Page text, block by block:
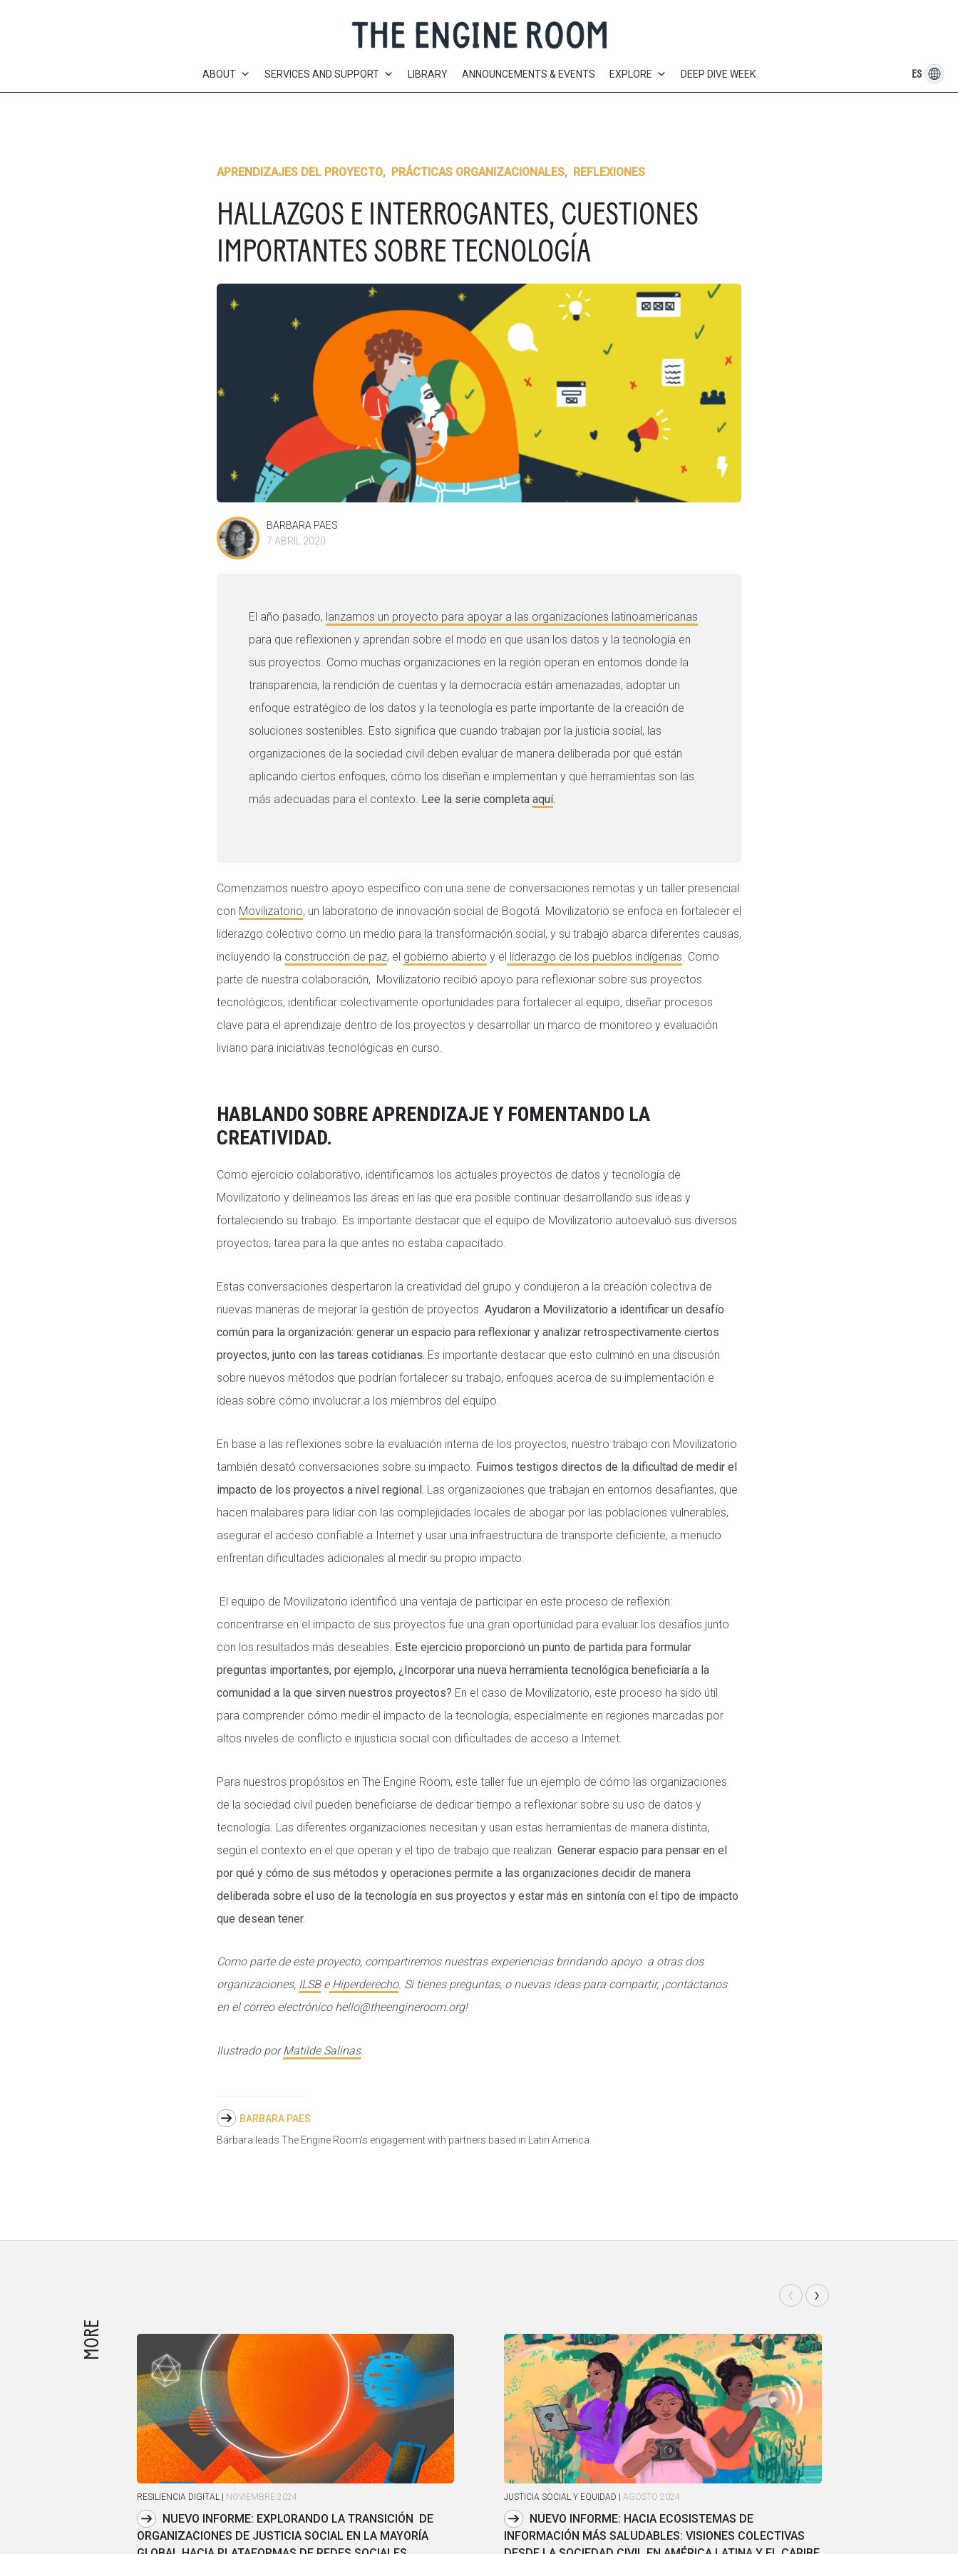
ABOUT SERVICES AND SUPPORT LIBRARY ANNOUNCEMENTS & EVENTS EXPLORE DEEP DIVE WEEK
APRENDIZAJES DEL PROYECTO, PRÁCTICAS ORGANIZACIONALES, REFLEXIONES
HALLAZGOS E INTERROGANTES, CUESTIONES
IMPORTANTES SOBRE TECNOLOGÍA
BARBARA PAES
7 ABRIL 2020
El año pasado, lanzamos un proyecto para apoyar a las organizaciones latinoamericanas
para que reflexionen y aprendan sobre el modo en que usan los datos y la tecnología en
sus proyectos. Como muchas organizaciones en la región operan en entornos donde la
transparencia, la rendición de cuentas y la democracia están amenazadas, adoptar un
enfoque estratégico de los datos y la tecnología es parte importante de la creación de
soluciones sostenibles. Esto significa que cuando trabajan por la justicia social, las
organizaciones de la sociedad civil deben evaluar de manera deliberada por qué están
aplicando ciertos enfoques, cómo los diseñan e implementan y qué herramientas son las
más adecuadas para el contexto. Lee la serie completa aquí.
Comenzamos nuestro apoyo específico con una serie de conversaciones remotas y un taller presencial
con Movilizatorio, un laboratorio de innovación social de Bogotá. Movilizatorio se enfoca en fortalecer el
liderazgo colectivo como un medio para la transformación social, y su trabajo abarca diferentes causas,
incluyendo la construcción de paz, el gobierno abierto y el liderazgo de los pueblos indígenas. Como
parte de nuestra colaboración, Movilizatorio recibió apoyo para reflexionar sobre sus proyectos
tecnológicos, identificar colectivamente oportunidades para fortalecer al equipo, diseñar procesos
clave para el aprendizaje dentro de los proyectos y desarrollar un marco de monitoreo y evaluación
liviano para iniciativas tecnológicas en curso.
HABLANDO SOBRE APRENDIZAJE Y FOMENTANDO LA
CREATIVIDAD.
Como ejercicio colaborativo, identificamos los actuales proyectos de datos y tecnología de
Movilizatorio y delineamos las áreas en las que era posible continuar desarrollando sus ideas y
fortaleciendo su trabajo. Es importante destacar que el equipo de Movilizatorio autoevaluó sus diversos
proyectos, tarea para la que antes no estaba capacitado.
Estas conversaciones despertaron la creatividad del grupo y condujeron a la creación colectiva de
nuevas maneras de mejorar la gestión de proyectos. Ayudaron a Movilizatorio a identificar un desafío
común para la organización: generar un espacio para reflexionar y analizar retrospectivamente ciertos
proyectos, junto con las tareas cotidianas. Es importante destacar que esto culminó en una discusión
sobre nuevos métodos que podrían fortalecer su trabajo, enfoques acerca de su implementación e
ideas sobre cómo involucrar a los miembros del equipo.
En base a las reflexiones sobre la evaluación interna de los proyectos, nuestro trabajo con Movilizatorio
también desató conversaciones sobre su impacto. Fuimos testigos directos de la dificultad de medir el
impacto de los proyectos a nivel regional. Las organizaciones que trabajan en entornos desafiantes, que
hacen malabares para lidiar con las complejidades locales de abogar por las poblaciones vulnerables,
asegurar el acceso confiable a Internet y usar una infraestructura de transporte deficiente, a menudo
enfrentan dificultades adicionales al medir su propio impacto.
El equipo de Movilizatorio identificó una ventaja de participar en este proceso de reflexión:
concentrarse en el impacto de sus proyectos fue una gran oportunidad para evaluar los desafíos junto
con los resultados más deseables. Este ejercicio proporcionó un punto de partida para formular
preguntas importantes, por ejemplo, ¿Incorporar una nueva herramienta tecnológica beneficiaría a la
comunidad a la que sirven nuestros proyectos? En el caso de Movilizatorio, este proceso ha sido útil
para comprender cómo medir el impacto de la tecnología, especialmente en regiones marcadas por
altos niveles de conflicto e injusticia social con dificultades de acceso a Internet.
Para nuestros propósitos en The Engine Room, este taller fue un ejemplo de cómo las organizaciones
de la sociedad civil pueden beneficiarse de dedicar tiempo a reflexionar sobre su uso de datos y
tecnología. Las diferentes organizaciones necesitan y usan estas herramientas de manera distinta,
según el contexto en el que operan y el tipo de trabajo que realizan. Generar espacio para pensar en el
por qué y cómo de sus métodos y operaciones permite a las organizaciones decidir de manera
deliberada sobre el uso de la tecnología en sus proyectos y estar más en sintonía con el tipo de impacto
que desean tener.
Como parte de este proyecto, compartiremos nuestras experiencias brindando apoyo a otras dos
organizaciones, ILSBeHiperderecho. Si tienes preguntas, o nuevas ideas para compartir, ¡contáctanos
en el correo electrónico hello@theengineroom.org!
Ilustrado porMatilde Salinas.
BARBARA PAES
Bárbara leads The Engine Room's engagement with partners based in Latin America.
MORE
RESILIENCIA DIGITAL | NOVIEMBRE 2024
NUEVO INFORME: EXPLORANDO LA TRANSICIÓN DE
ORGANIZACIONES DE JUSTICIA SOCIAL EN LA MAYORÍA
JUSTICIA SOCIAL Y EQUIDAD | AGOSTO 2024
NUEVO INFORME: HACIA ECOSISTEMAS DE
INFORMACIÓN MÁS SALUDABLES: VISIONES COLECTIVAS
‹ ›
ES